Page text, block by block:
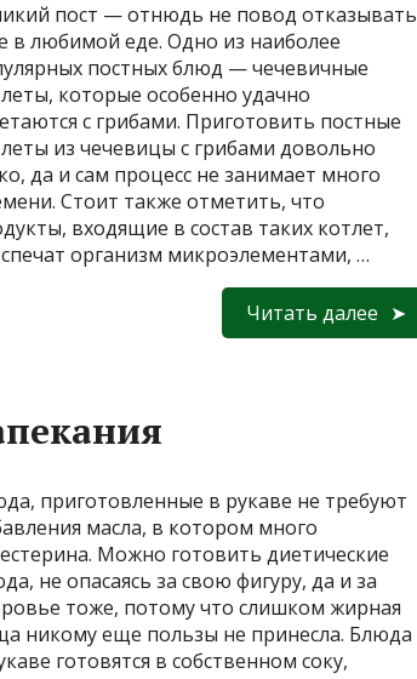
пост — отнюдь не повод отказывать
в любимой еде. Одно из наиболее
постных блюд — чечевичные
которые особенно удачно
с грибами. Приготовить постные
из чечевицы с грибами довольно
да и сам процесс не занимает много
Стоит также отметить, что
входящие в состав таких котлет,
организм микроэлементами, …
Читать далее
приготовленные в рукаве не требуют
масла, в котором много
Можно готовить диетические
не опасаясь за свою фигуру, да и за
тоже, потому что слишком жирная
никому еще пользы не принесла. Блюда
готовятся в собственном соку,